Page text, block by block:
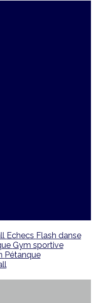
Echecs Flash danse
Gym sportive
Pétanque